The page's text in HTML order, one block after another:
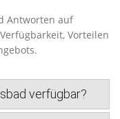
Antworten auf
Vorteilen
verfügbar?